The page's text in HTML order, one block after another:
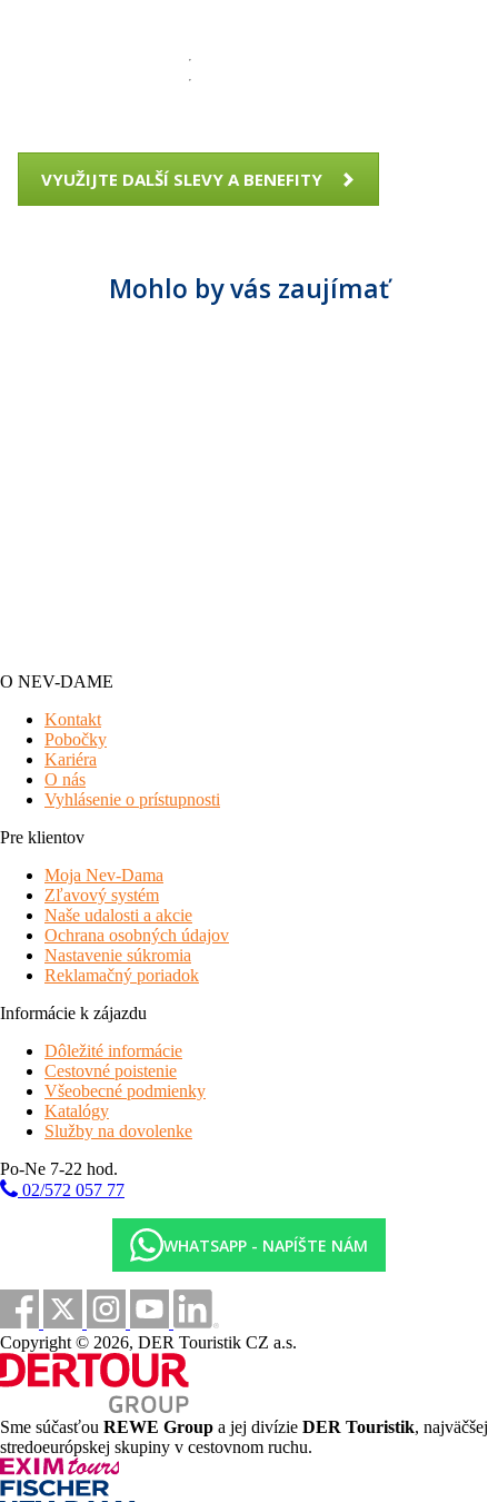
VYUŽIJTE DALŠÍ SLEVY A BENEFITY
Mohlo by vás zaujímať
O NEV-DAME
Kontakt
Pobočky
Kariéra
O nás
Vyhlásenie o prístupnosti
Pre klientov
Moja Nev-Dama
Zľavový systém
Naše udalosti a akcie
Ochrana osobných údajov
Nastavenie súkromia
Reklamačný poriadok
Informácie k zájazdu
Dôležité informácie
Cestovné poistenie
Všeobecné podmienky
Katalógy
Služby na dovolenke
Po-Ne 7-22 hod.
02/572 057 77
WHATSAPP - NAPÍŠTE NÁM
Copyright © 2026, DER Touristik CZ a.s.
Sme súčasťou REWE Group a jej divízie DER Touristik, najväčšej
stredoeurópskej skupiny v cestovnom ruchu.